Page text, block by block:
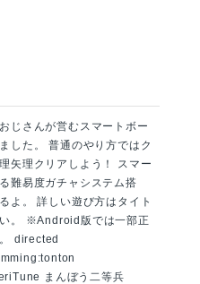
じさんが営むスマートボー
した。 普通のやり方ではク
矢理クリアしよう！ スマー
難易度ガチャシステム搭
よ。 詳しい遊び方はタイト
。 ※Android版では一部正
directed
まんぼう二等兵